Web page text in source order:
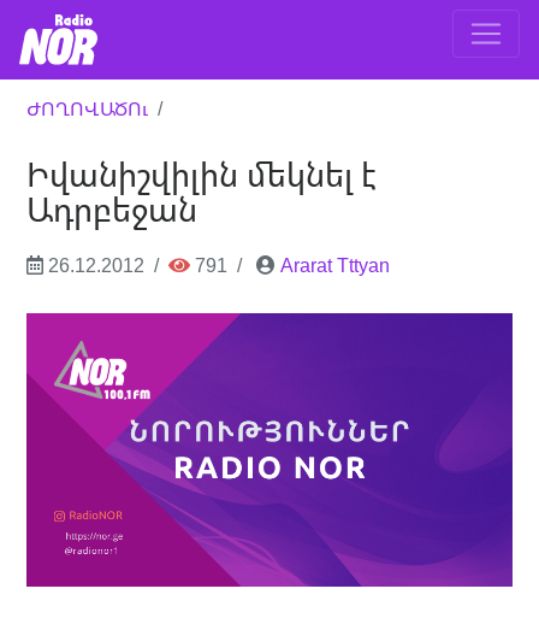
ԺՈՂՈՎԱԾՈւ
Իվանիշվիլին մեկնել է
Ադրբեջան
26.12.2012 791 Ararat Tttyan